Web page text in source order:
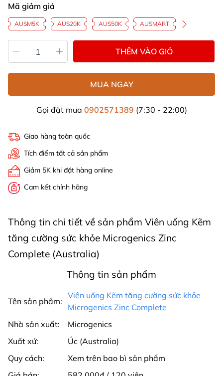
Mã giảm giá
AUSM5K AUS20K AUS50K AUSMART
THÊM VÀO GIỎ
MUA NGAY
Gọi đặt mua 0902571389 (7:30 - 22:00)
Giao hàng toàn quốc
Tích điểm tất cả sản phẩm
Giảm 5K khi đặt hàng online
Cam kết chính hãng
Thông tin chi tiết về sản phẩm Viên uống Kẽm
tăng cường sức khỏe Microgenics Zinc
Complete (Australia)
Thông tin sản phẩm
Tên sản phẩm:
Viên uống Kẽm tăng cường sức khỏe
Microgenics Zinc Complete
Nhà sản xuất:
Microgenics
Xuất xứ:
Úc (Australia)
Quy cách:
Xem trên bao bì sản phẩm